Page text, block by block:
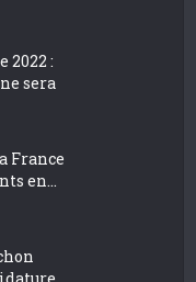
2022 :
sera
France
en...